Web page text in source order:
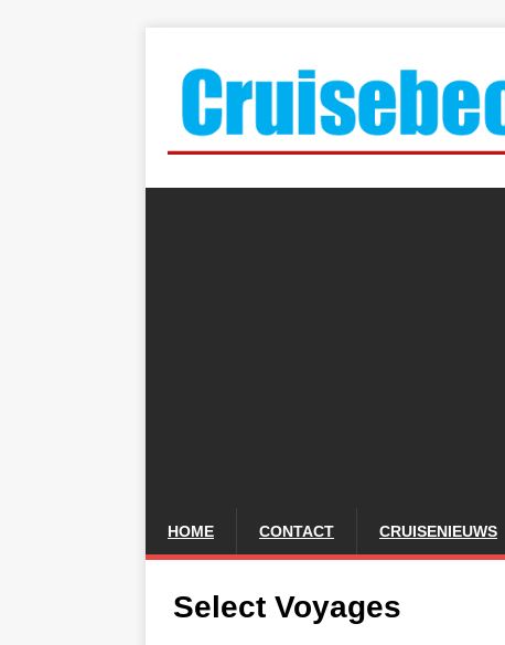
HOME CONTACT CRUISENIEUWS
Select Voyages